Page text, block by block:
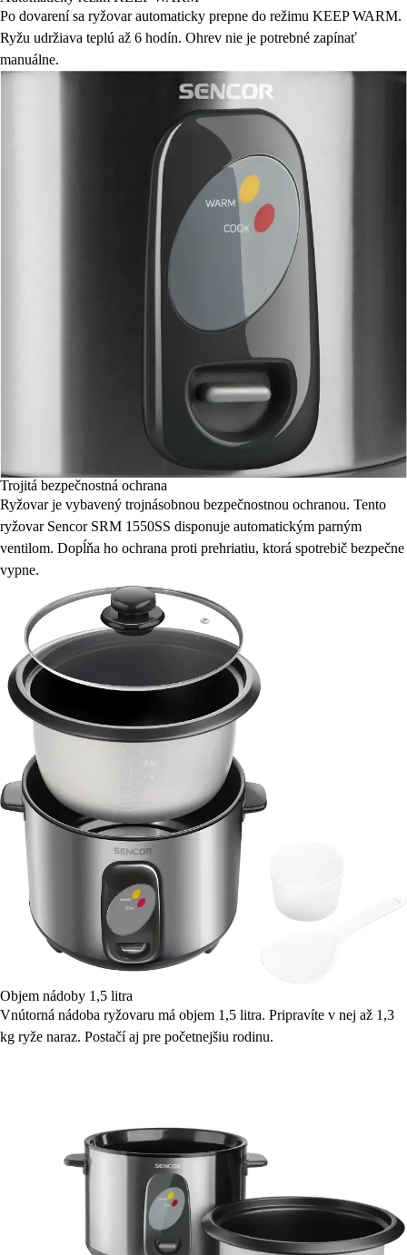
Po dovarení sa ryžovar automaticky prepne do režimu KEEP WARM.
Ryžu udržiava teplú až 6 hodín. Ohrev nie je potrebné zapínať
manuálne.
Trojitá bezpečnostná ochrana
Ryžovar je vybavený trojnásobnou bezpečnostnou ochranou. Tento
ryžovar Sencor SRM 1550SS disponuje automatickým parným
ventilom. Dopĺňa ho ochrana proti prehriatiu, ktorá spotrebič bezpečne
vypne.
Objem nádoby 1,5 litra
Vnútorná nádoba ryžovaru má objem 1,5 litra. Pripravíte v nej až 1,3
kg ryže naraz. Postačí aj pre početnejšiu rodinu.